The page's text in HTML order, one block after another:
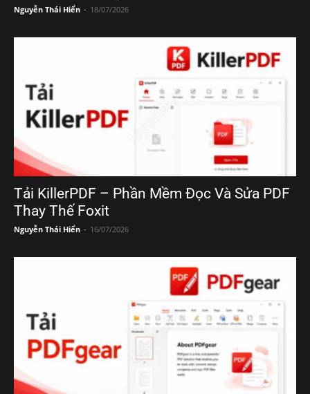
Nguyễn Thái Hiển - 18/07/2026
Tải KillerPDF – Phần Mềm Đọc Và Sửa PDF
Thay Thế Foxit
Nguyễn Thái Hiển - 16/07/2026